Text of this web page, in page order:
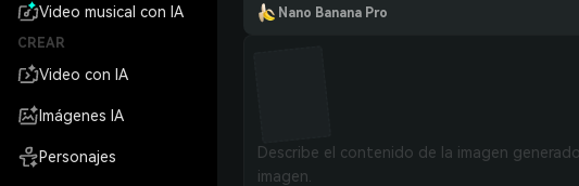
Video musical con IA
CREAR
Video con IA
Imágenes IA
Personajes
Nano Banana Pro